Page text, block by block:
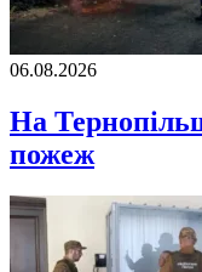
06.08.2026
На
пожеж